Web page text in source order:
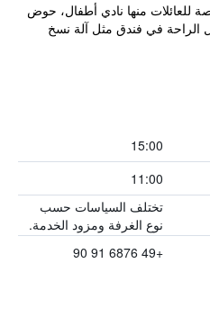
للعائلات منها نادي أطفال، حوض
الراحة في فندق مثل آلة نسخ
15:00
11:00
تختلف السياسات حسب
نوع الغرفة ومزود الخدمة.
+49 6876 91 90